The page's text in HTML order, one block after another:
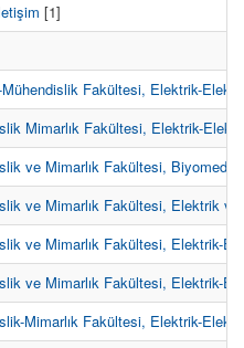
[1]
Fakültesi, Elektrik-
Mimarlık Fakültesi, Elektrik-
ve Mimarlık Fakültesi,
ve Mimarlık Fakültesi, Elektrik
ve Mimarlık Fakültesi, Elektrik-
ve Mimarlık Fakültesi, Elektrik-
Mimarlık Fakültesi, Elektrik-